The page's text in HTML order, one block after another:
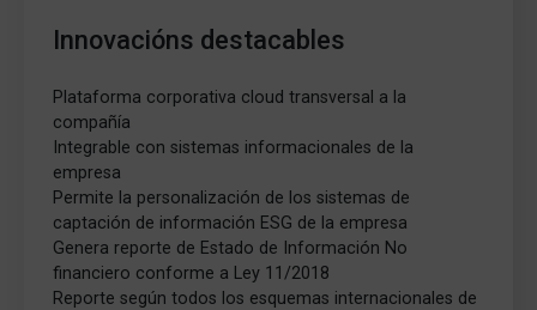
Innovacións destacables
Plataforma corporativa cloud transversal a la
compañía
Integrable con sistemas informacionales de la
empresa
Permite la personalización de los sistemas de
captación de información ESG de la empresa
Genera reporte de Estado de Información No
financiero conforme a Ley 11/2018
Reporte según todos los esquemas internacionales de